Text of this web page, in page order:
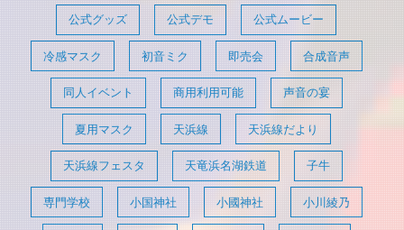
公式グッズ 公式デモ 公式ムービー
冷感マスク 初音ミク 即売会 合成音声
同人イベント 商用利用可能 声音の宴
夏用マスク 天浜線 天浜線だより
天浜線フェスタ 天竜浜名湖鉄道 子牛
専門学校 小国神社 小國神社 小川綾乃